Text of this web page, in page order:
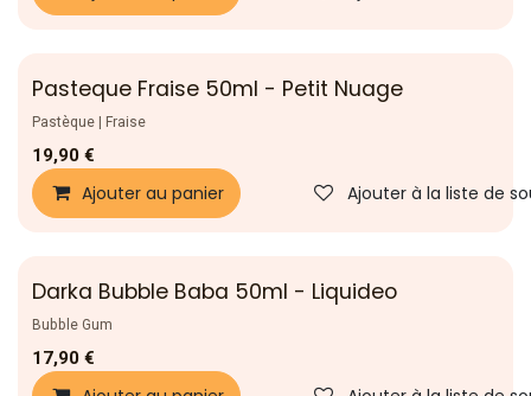
Pasteque Fraise 50ml - Petit Nuage
Pastèque | Fraise
19,90 €
Ajouter au panier Ajouter à la liste de
Darka Bubble Baba 50ml - Liquideo
Bubble Gum
17,90 €